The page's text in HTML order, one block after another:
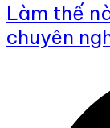
Làm thế
chuyên